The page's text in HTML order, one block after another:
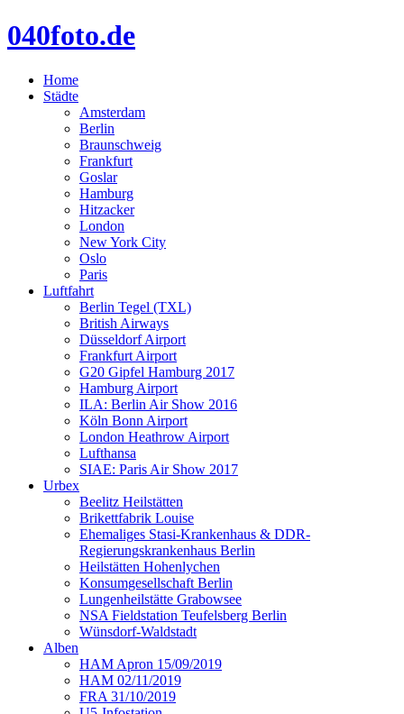
040foto.de
Home
Städte
Amsterdam
Berlin
Braunschweig
Frankfurt
Goslar
Hamburg
Hitzacker
London
New York City
Oslo
Paris
Luftfahrt
Berlin Tegel (TXL)
British Airways
Düsseldorf Airport
Frankfurt Airport
G20 Gipfel Hamburg 2017
Hamburg Airport
ILA: Berlin Air Show 2016
Köln Bonn Airport
London Heathrow Airport
Lufthansa
SIAE: Paris Air Show 2017
Urbex
Beelitz Heilstätten
Brikettfabrik Louise
Ehemaliges Stasi-Krankenhaus & DDR-
Regierungskrankenhaus Berlin
Heilstätten Hohenlychen
Konsumgesellschaft Berlin
Lungenheilstätte Grabowsee
NSA Fieldstation Teufelsberg Berlin
Wünsdorf-Waldstadt
Alben
HAM Apron 15/09/2019
HAM 02/11/2019
FRA 31/10/2019